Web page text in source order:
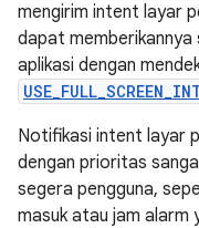
mengirim intent layar
dapat
aplikasi dengan
Notifikasi intent layar
dengan prioritas
segera pengguna,
masuk atau jam alarm